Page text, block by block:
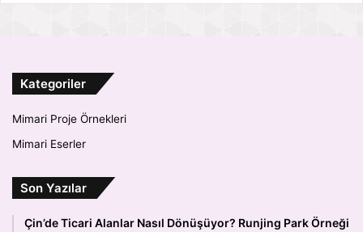
Kategoriler
Mimari Proje Örnekleri
Mimari Eserler
Son Yazılar
Çin’de Ticari Alanlar Nasıl Dönüşüyor? Runjing Park Örneği